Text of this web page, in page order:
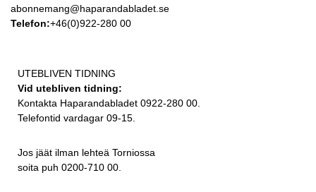
abonnemang@haparandabladet.se
Telefon:+46(0)922-280 00
UTEBLIVEN TIDNING
Vid utebliven tidning:
Kontakta Haparandabladet 0922-280 00.
Telefontid vardagar 09-15.
Jos jäät ilman lehteä Torniossa
soita puh 0200-710 00.